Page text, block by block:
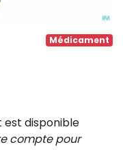
Médicament
est disponible
compte pour